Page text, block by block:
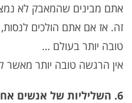
אתם מבינים שהמאבק לא
זה. אז אם אתם הולכים
טובה יותר בעולם …
אין הרגשה טובה יותר מאשר
6. השליליות של אנשים אחרים היא לא הבעיה שלכם